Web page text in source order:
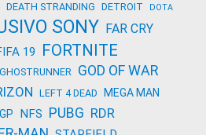
DEATH STRANDING DETROIT DOTA
SONY FAR CRY
19 FORTNITE
GHOSTRUNNER GOD OF WAR
LEFT 4 DEAD MEGA MAN
NFS PUBG RDR